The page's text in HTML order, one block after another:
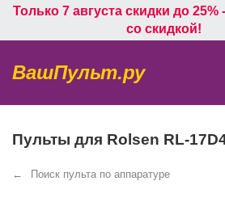
Только 7 августа скидки до 25%
со скидкой!
ВашПульт.ру
Пульты для Rolsen RL-
Поиск пульта по аппаратуре